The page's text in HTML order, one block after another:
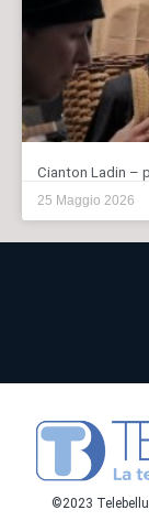
Cianton Ladin –
25 Maggio 2026
©2023